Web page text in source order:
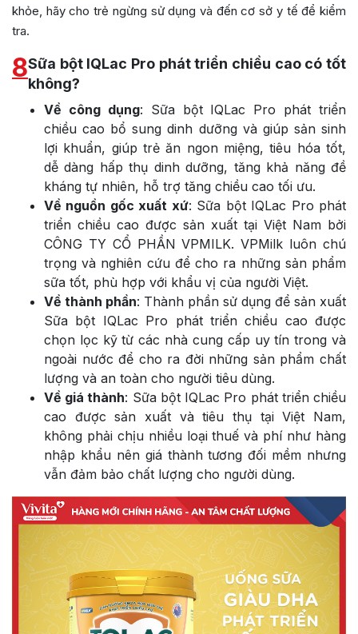
khỏe, hãy cho trẻ ngừng sử dụng và đến cơ sở y tế để kiểm
tra.
8Sữa bột IQLac Pro phát triển chiều cao có tốt
không?
Về công dụng: Sữa bột IQLac Pro phát triển
chiều cao bổ sung dinh dưỡng và giúp sản sinh
lợi khuẩn, giúp trẻ ăn ngon miệng, tiêu hóa tốt,
dễ dàng hấp thụ dinh dưỡng, tăng khả năng đề
kháng tự nhiên, hỗ trợ tăng chiều cao tối ưu.
Về nguồn gốc xuất xứ: Sữa bột IQLac Pro phát
triển chiều cao được sản xuất tại Việt Nam bởi
CÔNG TY CỔ PHẦN VPMILK. VPMilk luôn chú
trọng và nghiên cứu để cho ra những sản phẩm
sữa tốt, phù hợp với khẩu vị của người Việt.
Về thành phần: Thành phần sử dụng để sản xuất
Sữa bột IQLac Pro phát triển chiều cao được
chọn lọc kỹ từ các nhà cung cấp uy tín trong và
ngoài nước để cho ra đời những sản phẩm chất
lượng và an toàn cho người tiêu dùng.
Về giá thành: Sữa bột IQLac Pro phát triển chiều
cao được sản xuất và tiêu thụ tại Việt Nam,
không phải chịu nhiều loại thuế và phí như hàng
nhập khẩu nên giá thành tương đối mềm nhưng
vẫn đảm bảo chất lượng cho người dùng.